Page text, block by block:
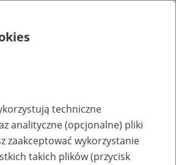
Przepraszamy,
podana strona nie została znaleziona.
techniczne
analityczne (opcjonalne) pliki
zaakceptować wykorzystanie
takich plików (przycisk